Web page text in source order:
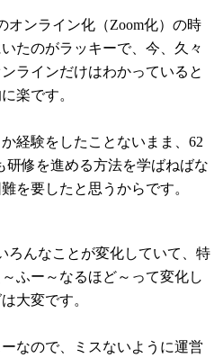
オンライン化（Zoom化）の時
たのがラッキーで、今、久々
ラインだけはわかっていると
楽です。
経験をしたことないまま、62
研修を進める方法を学ばねばな
を要したと思うからです。
ろんなことが変化していて、特
ふー～なるほど～って変化し
大変です。
なので、ミスないように運営